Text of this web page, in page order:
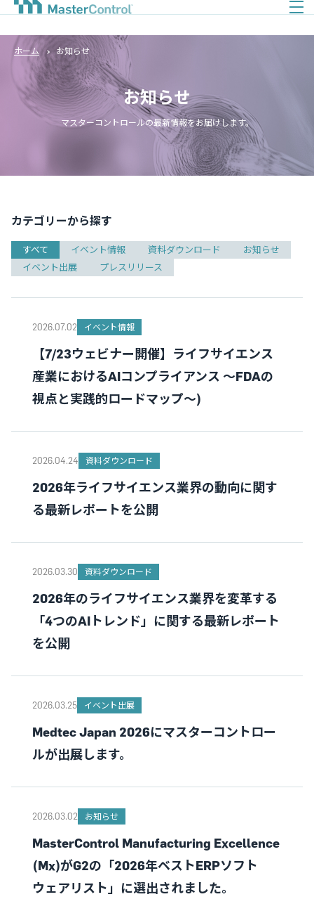
ホーム お知らせ
お知らせ
マスターコントロールの最新情報をお届けします。
カテゴリーから探す
すべて イベント情報 資料ダウンロード
お知らせ
イベント出展
プレスリリース
2026.07.02 イベント情報
【7/23ウェビナー開催】ライフサイエンス
産業におけるAIコンプライアンス ～FDAの
視点と実践的ロードマップ～)
2026.04.24 資料ダウンロード
2026年ライフサイエンス業界の動向に関す
る最新レポートを公開
2026.03.30 資料ダウンロード
2026年のライフサイエンス業界を変革する
「4つのAIトレンド」に関する最新レポート
を公開
2026.03.25 イベント出展
Medtec Japan 2026にマスターコントロー
ルが出展します。
2026.03.02 お知らせ
MasterControl Manufacturing Excellence
(Mx)がG2の「2026年ベストERPソフト
ウェアリスト」に選出されました。